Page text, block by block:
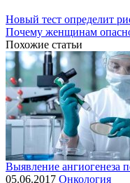
Новый тест определит
Почему женщинам
Похожие статьи
Выявление ангиогенеза
05.06.2017 Онкология